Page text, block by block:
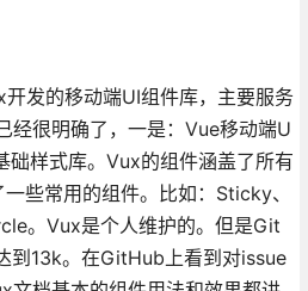
发的移动端UI组件库，主要服务
经很明确了，一是：Vue移动端U
础样式库。Vux的组件涵盖了所有
些常用的组件。比如：Sticky、
。Vux是个人维护的。但是Git
到13k。在GitHub上看到对issue